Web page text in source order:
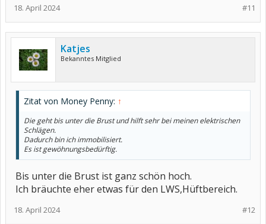
#11
18. April 2024
Katjes
Bekanntes Mitglied
Zitat von Money Penny: ↑
Die geht bis unter die Brust und hilft sehr bei meinen elektrischen
Schlägen.
Dadurch bin ich immobilisiert.
Es ist gewöhnungsbedürftig.
Bis unter die Brust ist ganz schön hoch.
Ich bräuchte eher etwas für den LWS,Hüftbereich.
#12
18. April 2024